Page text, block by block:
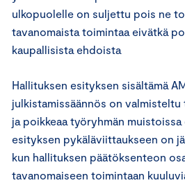
ulkopuolelle on suljettu pois ne
tavanomaista toimintaa eivätkä
kaupallisista ehdoista
Hallituksen esityksen sisältämä
julkistamissäännös on
ja poikkeaa työryhmän
esityksen pykäläviittaukseen on
kun hallituksen päätöksenteon
tavanomaiseen toimintaan